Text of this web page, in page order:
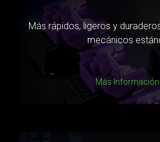
Más rápidos, ligeros y
mecánicos
Más Información